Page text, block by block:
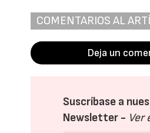
COMENTARIOS AL
Deja un
Suscríbase a
Newsletter - Ver